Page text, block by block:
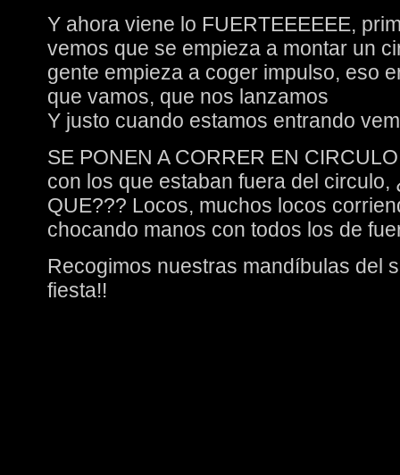
Y ahora viene lo FUERTEEEEEE,
vemos que se empieza a montar un
gente empieza a coger impulso, eso
que vamos, que nos lanzamos
Y justo cuando estamos entrando
SE PONEN A CORRER EN
con los que estaban fuera del circulo,
QUE??? Locos, muchos locos
chocando manos con todos los de
Recogimos nuestras mandíbulas del
fiesta!!